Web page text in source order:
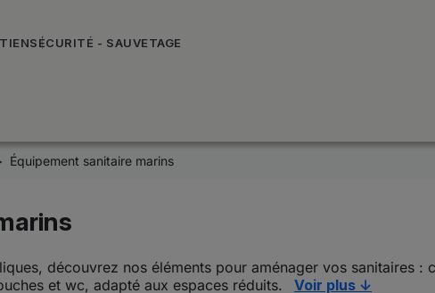
SÉCURITÉ - SAUVETAGE
Équipement sanitaire marins
découvrez nos éléments pour aménager vos sanitaires
et wc, adapté aux espaces réduits.
Voir plus ↓